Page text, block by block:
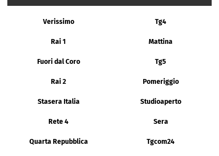
Verissimo Tg4
Rai 1 Mattina
Fuori dal Coro Tg5
Rai 2 Pomeriggio
Stasera Italia Studioaperto
Rete 4 Sera
Quarta Repubblica Tgcom24